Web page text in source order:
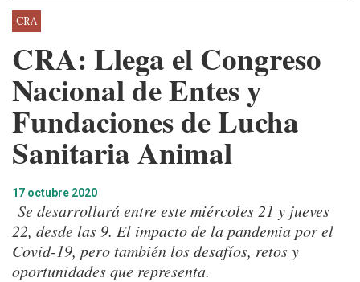
CRA
CRA: Llega el Congreso
Nacional de Entes y
Fundaciones de Lucha
Sanitaria Animal
17 octubre 2020
Se desarrollará entre este miércoles 21 y jueves
22, desde las 9. El impacto de la pandemia por el
Covid-19, pero también los desafíos, retos y
oportunidades que representa.